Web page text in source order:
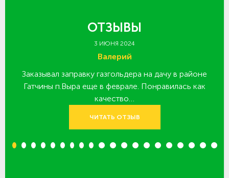
ОТЗЫВЫ
3 ИЮНЯ 2024
Валерий
Заказывал заправку газгольдера на дачу в районе
Гатчины п.Выра еще в феврале. Понравилась как
качество…
ЧИТАТЬ ОТЗЫВ
1 2 3 4 5 6 7 8 9 10 11 12 13 14 15 16 17 18 19 20